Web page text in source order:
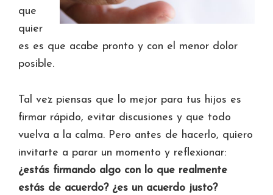
que
quier
es es que acabe pronto y con el menor dolor
posible.
Tal vez piensas que lo mejor para tus hijos es
firmar rápido, evitar discusiones y que todo
vuelva a la calma. Pero antes de hacerlo, quiero
invitarte a parar un momento y reflexionar:
¿estás firmando algo con lo que realmente
estás de acuerdo? ¿es un acuerdo justo?